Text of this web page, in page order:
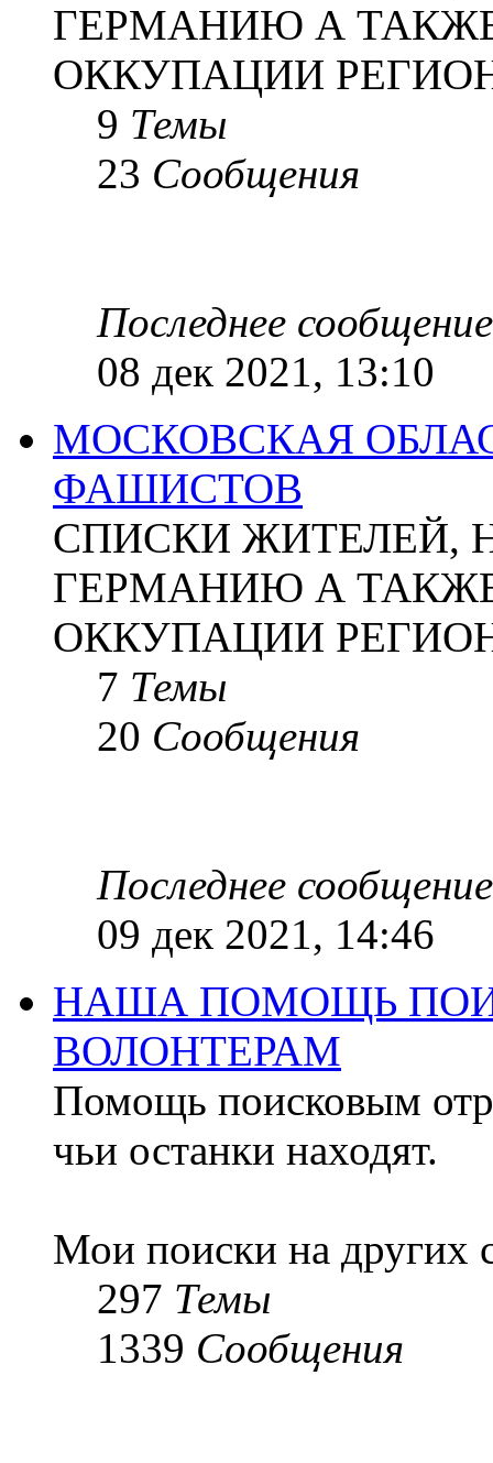
ГЕРМАНИЮ А
ОККУПАЦИИ
9 Темы
23 Сообщения
Последнее сообщение
08 дек 2021, 13:10
МОСКОВСКАЯ
ФАШИСТОВ
СПИСКИ ЖИТЕЛЕЙ,
ГЕРМАНИЮ А
ОККУПАЦИИ
7 Темы
20 Сообщения
Последнее сообщение
09 дек 2021, 14:46
НАША ПОМОЩЬ
ВОЛОНТЕРАМ
Помощь поисковым
чьи останки находят.
Мои поиски на других
297 Темы
1339 Сообщения